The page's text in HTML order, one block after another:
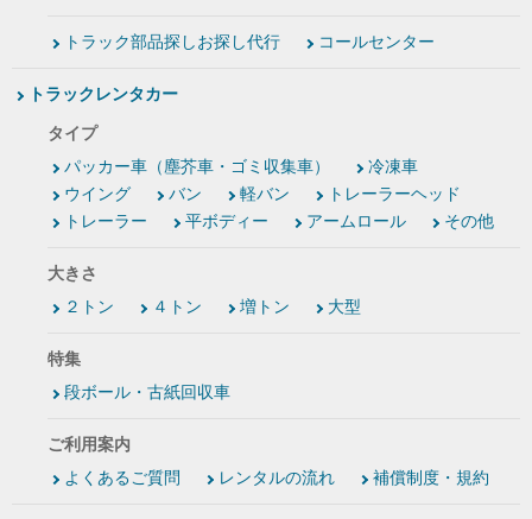
トラック部品探しお探し代行 コールセンター
トラックレンタカー
タイプ
パッカー車（塵芥車・ゴミ収集車）
冷凍車
ウイング
バン 軽バン
トレーラーヘッド
トレーラー
平ボディー アームロール その他
大きさ
２トン
４トン 増トン 大型
特集
段ボール・古紙回収車
ご利用案内
よくあるご質問
レンタルの流れ 補償制度・規約